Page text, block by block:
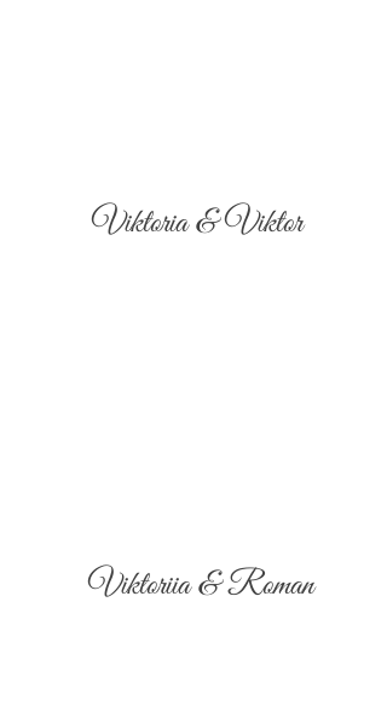
Viktoria & Viktor
Viktoriia & Roman